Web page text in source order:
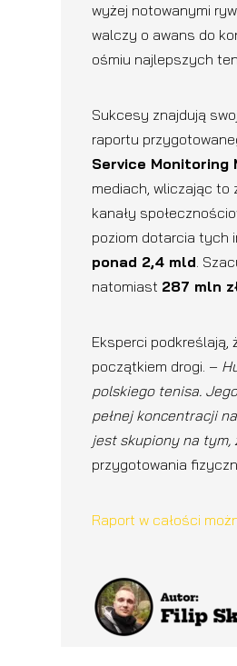
wyżej notowanymi
walczy o awans do
ośmiu najlepszych
Sukcesy znajdują
raportu
Service Monitoring
mediach, wliczając to
kanały
poziom dotarcia tych
ponad 2,4 mld.
natomiast 287 mln
Eksperci podkreślają,
początkiem drogi. –
polskiego tenisa.
pełnej koncentracji
jest skupiony na tym,
przygotowania
Raport w całości